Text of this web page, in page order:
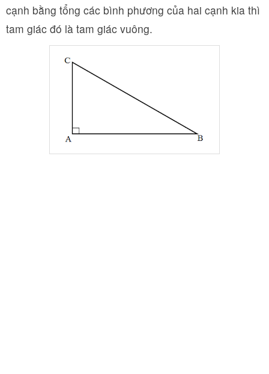
cạnh bằng tổng các bình phương của hai cạnh kia thì
tam giác đó là tam giác vuông.